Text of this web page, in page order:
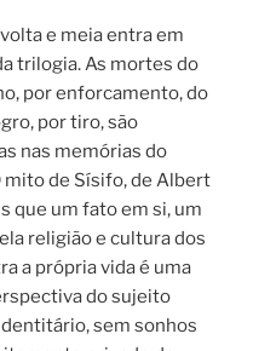
e meia entra em
trilogia. As mortes do
por enforcamento, do
por tiro, são
nas memórias do
mito de Sísifo, de Albert
que um fato em si, um
religião e cultura dos
a própria vida é uma
do sujeito
sem sonhos